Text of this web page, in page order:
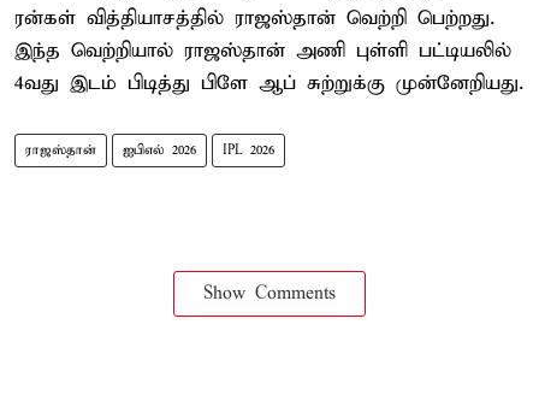
ரன்கள் வித்தியாசத்தில் ராஜஸ்தான் வெற்றி பெற்றது.
இந்த வெற்றியால் ராஜஸ்தான் அணி புள்ளி பட்டியலில்
4வது இடம் பிடித்து பிளே ஆப் சுற்றுக்கு முன்னேறியது.
ராஜஸ்தான் ஐபிஎல் 2026 IPL 2026
Show Comments